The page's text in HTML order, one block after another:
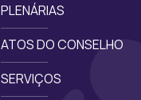
PLENÁRIAS
ATOS DO CONSELHO
SERVIÇOS